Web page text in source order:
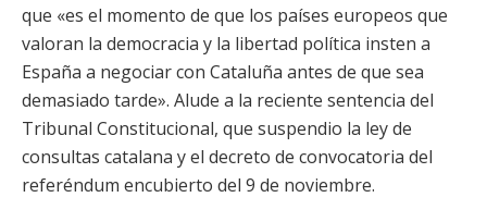
que «es el momento de que los países europeos que
valoran la democracia y la libertad política insten a
España a negociar con Cataluña antes de que sea
demasiado tarde». Alude a la reciente sentencia del
Tribunal Constitucional, que suspendio la ley de
consultas catalana y el decreto de convocatoria del
referéndum encubierto del 9 de noviembre.